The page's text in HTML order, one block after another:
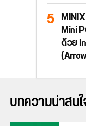
Mini
ด้วย
บทความน่าสน